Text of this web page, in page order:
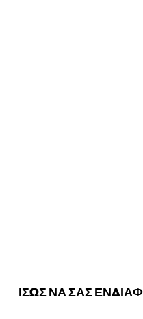
ΙΣΩΣ ΝΑ ΣΑΣ